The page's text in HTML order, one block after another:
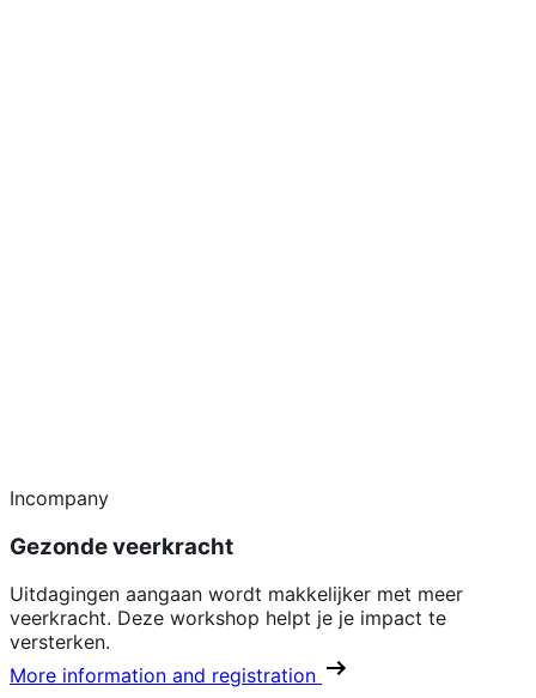
Incompany
Gezonde veerkracht
Uitdagingen aangaan wordt makkelijker met meer
veerkracht. Deze workshop helpt je je impact te
versterken.
More information and registration